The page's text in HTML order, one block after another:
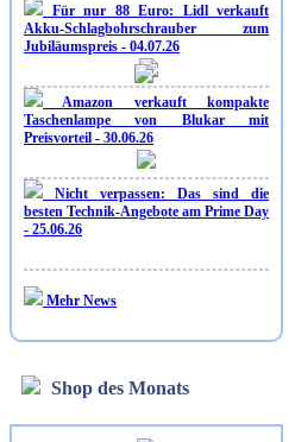
Für nur 88 Euro: Lidl verkauft
Akku-Schlagbohrschrauber zum
Jubiläumspreis - 04.07.26
Amazon verkauft kompakte
Taschenlampe von Blukar mit
Preisvorteil - 30.06.26
Nicht verpassen: Das sind die
besten Technik-Angebote am Prime Day
- 25.06.26
Mehr News
Shop des Monats